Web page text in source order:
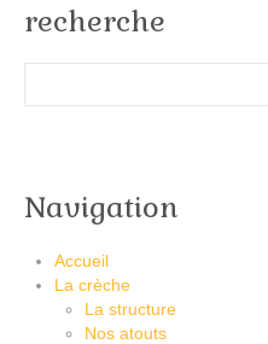
recherche
Navigation
Accueil
La crèche
La structure
Nos atouts